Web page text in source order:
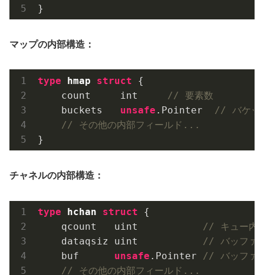
マップの内部構造：
type hmap struct {
    count     int
// 要素数
    buckets
unsafe .Pointer // バケッ
// その他の内部フィールド...
チャネルの内部構造：
type hchan struct {
    qcount   uint
// キュー内
    dataqsiz uint
// バッファ
    buf
unsafe .Pointer // バッファ
// その他の内部フィールド...